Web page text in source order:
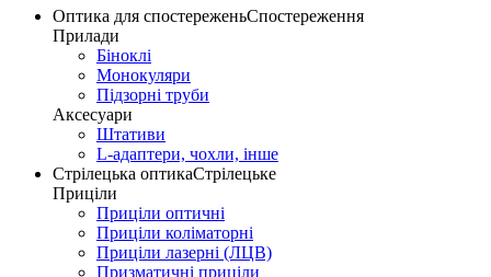
Оптика для спостереженьСпостереження
Прилади
Біноклі
Монокуляри
Підзорні труби
Аксесуари
Штативи
L-адаптери, чохли, інше
Стрілецька оптикаСтрілецьке
Приціли
Приціли оптичні
Приціли коліматорні
Приціли лазерні (ЛЦВ)
Призматичні приціли